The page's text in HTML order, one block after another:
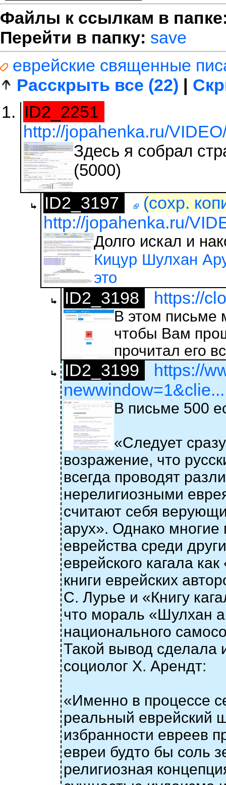
Файлы к ссылкам в
Перейти в папку: save
еврейские священные
Расскрыть все (22) |
ID2_2251
http://jopahenka.ru/
Здесь я собрал
(5000)
ID2_3197
(сохр.
http://jopahenka.ru/
Долго искал и
Кицур Шулхан
это
ID2_3198 https://
В этом письме
чтобы Вам
прочитал его
ID2_3199
https://
newwindow=1&clie...
В письме 500
«Следует
возражение, что
всегда проводят
нерелигиозными
считают себя
арух». Однако
еврейства среди
еврейского кагала
книги еврейских
С. Лурье и «Книгу
что мораль «Шулхан
национального
Такой вывод сделала
социолог Х. Арендт:
«Именно в процессе
реальный еврейский
избранности евреев
евреи будто бы соль
религиозная